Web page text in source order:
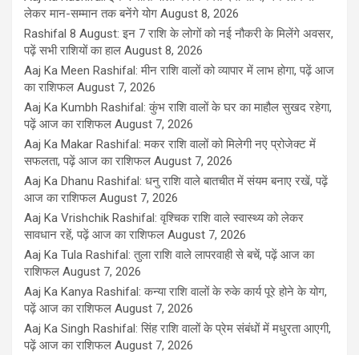
लेकर मान-सम्मान तक बनेंगे योग August 8, 2026
Rashifal 8 August: इन 7 राशि के लोगों को नई नौकरी के मिलेंगे अवसर,
पढ़ें सभी राशियों का हाल August 8, 2026
Aaj Ka Meen Rashifal: मीन राशि वालों को व्यापार में लाभ होगा, पढ़ें आज
का राशिफल August 7, 2026
Aaj Ka Kumbh Rashifal: कुंभ राशि वालों के घर का माहौल सुखद रहेगा,
पढ़ें आज का राशिफल August 7, 2026
Aaj Ka Makar Rashifal: मकर राशि वालों को मिलेगी नए प्रोजेक्ट में
सफलता, पढ़ें आज का राशिफल August 7, 2026
Aaj Ka Dhanu Rashifal: धनु राशि वाले बातचीत में संयम बनाए रखें, पढ़ें
आज का राशिफल August 7, 2026
Aaj Ka Vrishchik Rashifal: वृश्चिक राशि वाले स्वास्थ्य को लेकर
सावधान रहें, पढ़ें आज का राशिफल August 7, 2026
Aaj Ka Tula Rashifal: तुला राशि वाले लापरवाही से बचें, पढ़ें आज का
राशिफल August 7, 2026
Aaj Ka Kanya Rashifal: कन्या राशि वालों के रुके कार्य पूरे होने के योग,
पढ़ें आज का राशिफल August 7, 2026
Aaj Ka Singh Rashifal: सिंह राशि वालों के प्रेम संबंधों में मधुरता आएगी,
पढ़ें आज का राशिफल August 7, 2026